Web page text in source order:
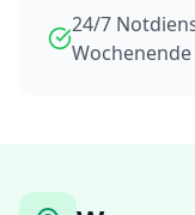
24/7
Wochenende